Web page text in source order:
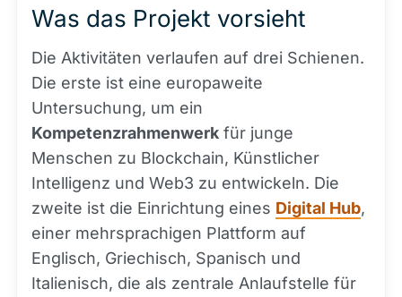
Was das Projekt vorsieht
Die Aktivitäten verlaufen auf drei Schienen.
Die erste ist eine europaweite
Untersuchung, um ein
Kompetenzrahmenwerk für junge
Menschen zu Blockchain, Künstlicher
Intelligenz und Web3 zu entwickeln. Die
zweite ist die Einrichtung eines Digital Hub,
einer mehrsprachigen Plattform auf
Englisch, Griechisch, Spanisch und
Italienisch, die als zentrale Anlaufstelle für